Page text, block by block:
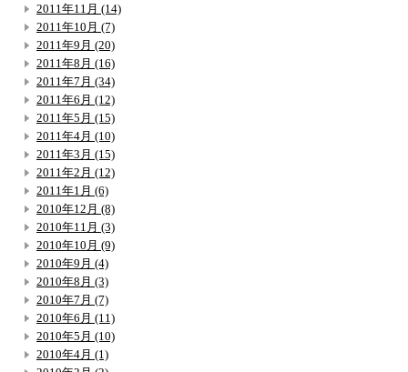
2011年11月 (14)
2011年10月 (7)
2011年9月 (20)
2011年8月 (16)
2011年7月 (34)
2011年6月 (12)
2011年5月 (15)
2011年4月 (10)
2011年3月 (15)
2011年2月 (12)
2011年1月 (6)
2010年12月 (8)
2010年11月 (3)
2010年10月 (9)
2010年9月 (4)
2010年8月 (3)
2010年7月 (7)
2010年6月 (11)
2010年5月 (10)
2010年4月 (1)